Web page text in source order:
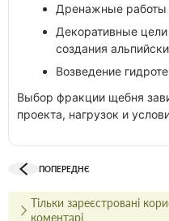
Дренажные работы
Декоративные
создания
Возведение
Выбор фракции щебня
проекта, нагрузок и
ПОПЕРЕДНЄ
Тільки зареєстровані
коментарі